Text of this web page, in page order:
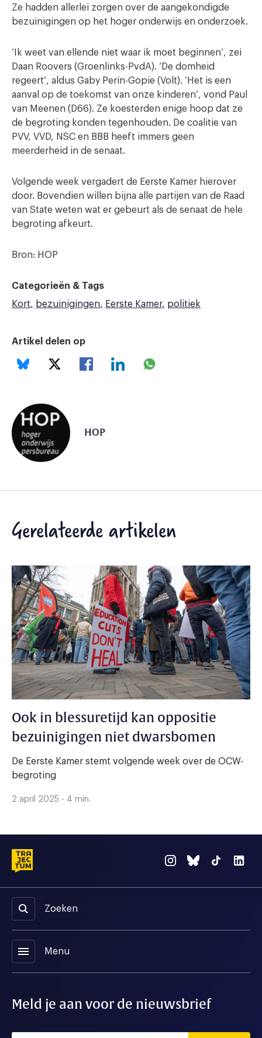
Ze hadden allerlei zorgen over de aangekondigde
bezuinigingen op het hoger onderwijs en onderzoek.
‘Ik weet van ellende niet waar ik moet beginnen’, zei
Daan Roovers (Groenlinks-PvdA). ‘De domheid
regeert’, aldus Gaby Perin-Gopie (Volt). ‘Het is een
aanval op de toekomst van onze kinderen’, vond Paul
van Meenen (D66). Ze koesterden enige hoop dat ze
de begroting konden tegenhouden. De coalitie van
PVV, VVD, NSC en BBB heeft immers geen
meerderheid in de senaat.
Volgende week vergadert de Eerste Kamer hierover
door. Bovendien willen bijna alle partijen van de Raad
van State weten wat er gebeurt als de senaat de hele
begroting afkeurt.
Bron: HOP
Categorieën & Tags
Kort
bezuinigingen Eerste Kamer politiek
Artikel delen op
HOP
Gerelateerde artikelen
Ook in blessuretijd kan oppositie
bezuinigingen niet dwarsbomen
De Eerste Kamer stemt volgende week over de OCW-
begroting
2 april 2025 - 4 min.
Zoeken
menu Menu
Meld je aan voor de nieuwsbrief